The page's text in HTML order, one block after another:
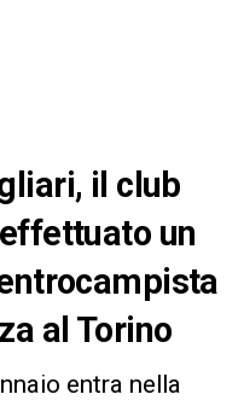
il club
un
al Torino
entra nella